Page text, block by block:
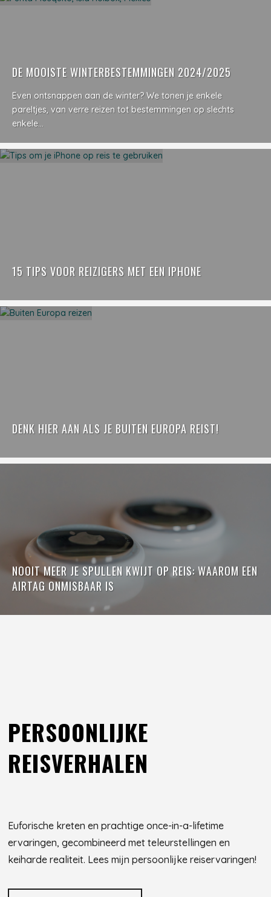
DE MOOISTE WINTERBESTEMMINGEN 2024/2025
Even ontsnappen aan de winter? We tonen je enkele
pareltjes, van verre reizen tot bestemmingen op slechts
enkele...
15 TIPS VOOR REIZIGERS MET EEN IPHONE
DENK HIER AAN ALS JE BUITEN EUROPA REIST!
NOOIT MEER JE SPULLEN KWIJT OP REIS: WAAROM EEN
AIRTAG ONMISBAAR IS
PERSOONLIJKE
REISVERHALEN
Euforische kreten en prachtige once-in-a-lifetime
ervaringen, gecombineerd met teleurstellingen en
keiharde realiteit. Lees mijn persoonlijke reiservaringen!